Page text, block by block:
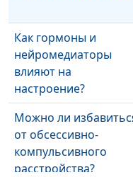
Как гормоны и
нейромедиаторы
влияют на
настроение?
Можно ли
от обсессивно-
компульсивного
расстройства?